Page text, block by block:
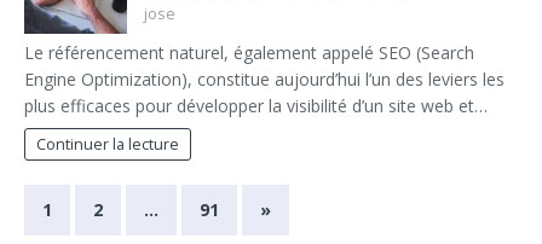
jose
Le référencement naturel, également appelé SEO (Search
Engine Optimization), constitue aujourd’hui l’un des leviers les
plus efficaces pour développer la visibilité d’un site web et…
Continuer la lecture
1 2 … 91 »